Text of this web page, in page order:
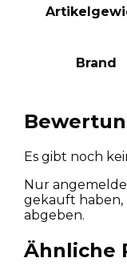
Brand
Es gibt noch
Nur
gekauft
abgeben.
Ähnliche